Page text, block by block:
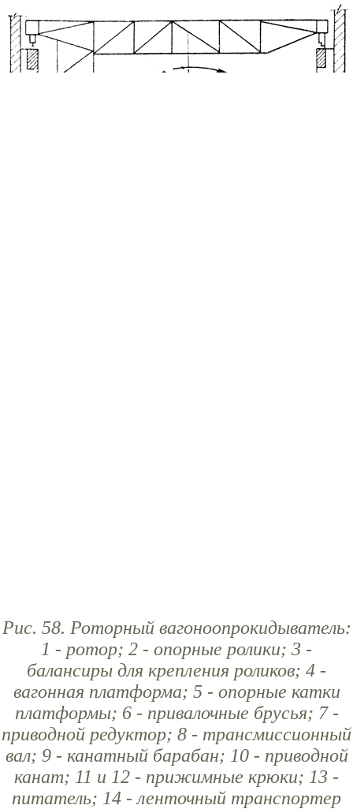
Рис. 58. Роторный вагоноопрокидыватель:
1 - ротор; 2 - опорные ролики; 3 -
балансиры для крепления роликов; 4 -
вагонная платформа; 5 - опорные катки
платформы; 6 - привалочные брусья; 7 -
приводной редуктор; 8 - трансмиссионный
вал; 9 - канатный барабан; 10 - приводной
канат; 11 и 12 - прижимные крюки; 13 -
питатель; 14 - ленточный транспортер